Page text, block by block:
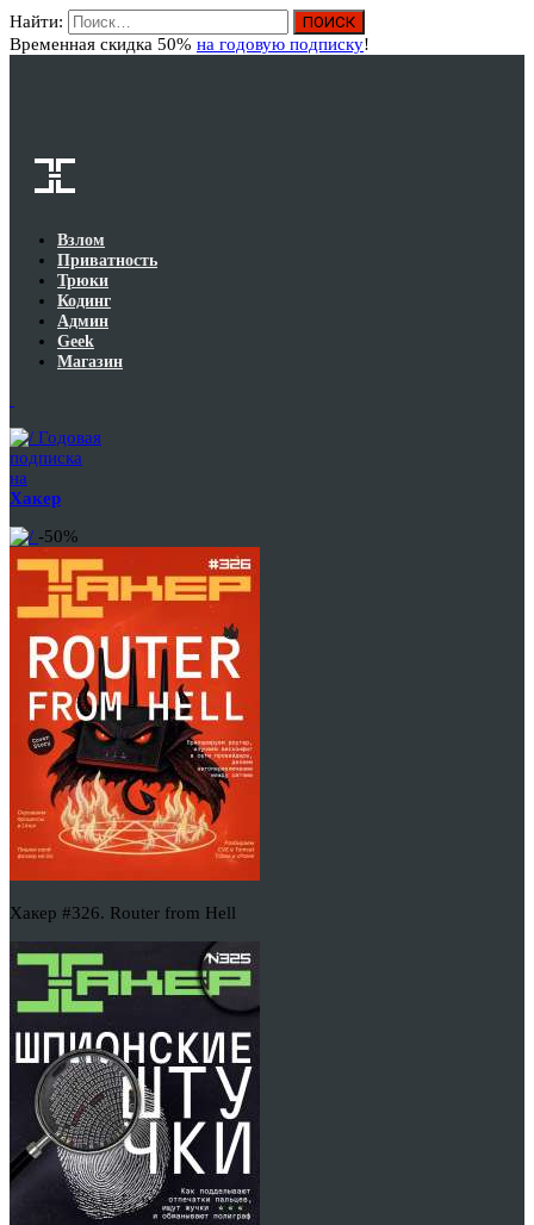
Найти:
Временная скидка 50% на годовую подписку!
Взлом
Приватность
Трюки
Кодинг
Админ
Geek
Магазин
Годовая
подписка
на
Хакер
-50%
Хакер #326. Router from Hell